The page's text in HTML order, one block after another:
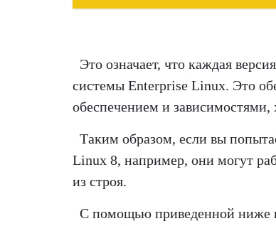
Это означает, что каждая
системы Enterprise Linux. Это
обеспечением и
Таким образом, если вы
Linux 8, например, они могут
из строя.
С помощью приведенной ниже